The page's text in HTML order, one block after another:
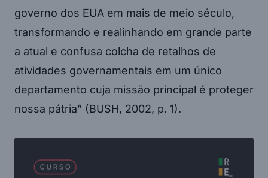
governo dos EUA em mais de meio século,
transformando e realinhando em grande parte
a atual e confusa colcha de retalhos de
atividades governamentais em um único
departamento cuja missão principal é proteger
nossa pátria” (BUSH, 2002, p. 1).